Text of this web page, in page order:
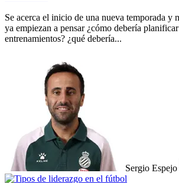
Se acerca el inicio de una nueva temporada y
ya empiezan a pensar ¿cómo debería
entrenamientos? ¿qué debería...
Sergio Espejo